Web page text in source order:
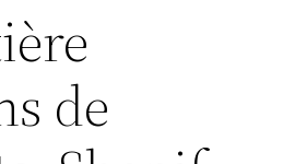
de